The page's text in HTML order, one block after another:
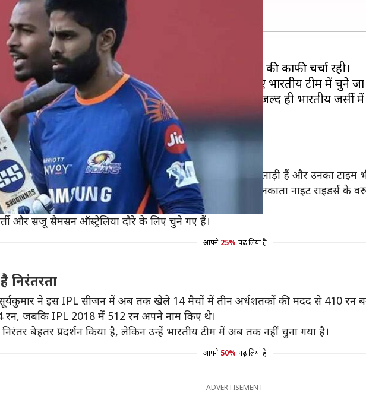
में मुंबई इंडियंस (MI) के बल्लेबाज सूर्यकुमार यादव के नाम की काफी चर्चा रही।
अपने IPL में उम्दा प्रदर्शन के दम पर ऑस्ट्रेलिया दौरे के लिए भारतीय टीम में चुने
करते हुएहिंदुस्तान टाइम्स
से कहा, "सूर्यकुमार यादव अच्छे खिलाड़ी हैं और उनका टाइम
के संजू सैमसन, रॉयल चैलेंजर्स बैंगलोर के देवदत्त पड़िकल और कोलकाता नाइट राइडर्स के
और संजू सैमसन ऑस्ट्रेलिया दौरे के लिए चुने गए हैं।
आपने 25% पढ़ लिया है
निरंतरता
ने इस IPL सीजन में अब तक खेले 14 मैचों में तीन अर्धशतकों की मदद से 410 रन
रन, जबकि IPL 2018 में 512 रन अपने नाम किए थे।
बेहतर प्रदर्शन किया है, लेकिन उन्हें भारतीय टीम में अब तक नहीं चुना गया है।
आपने 50% पढ़ लिया है
ADVERTISEMENT